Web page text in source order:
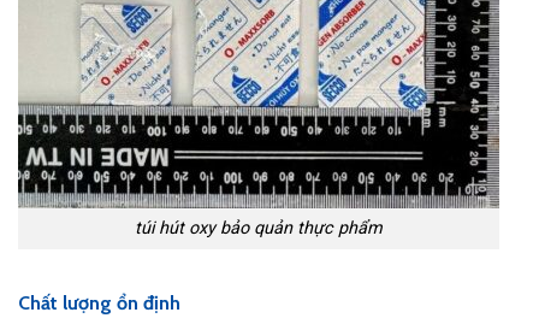
túi hút oxy bảo quản thực phẩm
Chất lượng ổn định